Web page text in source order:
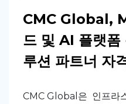
CMC Global,
드 및 AI 플랫폼
루션 파트너 자
CMC Global은 인프라